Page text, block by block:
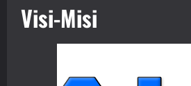
Visi-Misi